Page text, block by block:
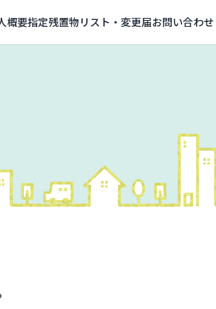
概要指定残置物リスト・変更届お問い合わせ